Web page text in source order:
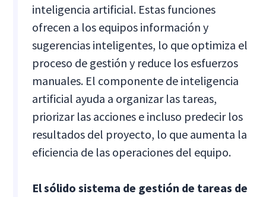
inteligencia artificial. Estas funciones
ofrecen a los equipos información y
sugerencias inteligentes, lo que optimiza el
proceso de gestión y reduce los esfuerzos
manuales. El componente de inteligencia
artificial ayuda a organizar las tareas,
priorizar las acciones e incluso predecir los
resultados del proyecto, lo que aumenta la
eficiencia de las operaciones del equipo.
El sólido sistema de gestión de tareas de